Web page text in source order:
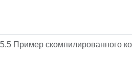
Пример скомпилированного